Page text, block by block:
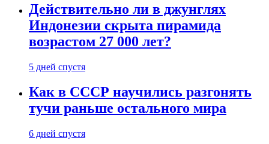
Действительно ли в джунглях
Индонезии скрыта пирамида
возрастом 27 000 лет?
5 дней спустя
Как в СССР научились разгонять
тучи раньше остального мира
6 дней спустя